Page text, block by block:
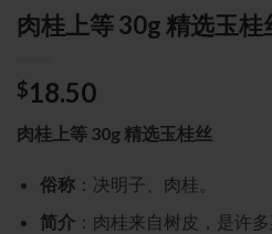
肉桂上等 30g 精选玉桂
$18.50
肉桂上等 30g 精选玉桂丝
俗称：决明子、肉桂。
简介：肉桂来自树皮，是许